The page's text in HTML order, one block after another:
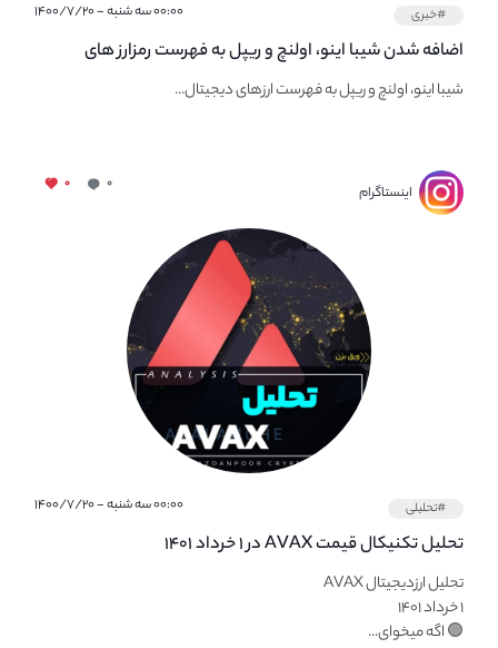
#خبری ۰۰:۰۰ سه شنبه - ۱۴۰۰/۷/۲۰
اضافه شدن شیبا اینو، اولنچ و ریپل به فهرست رمزارز های
پشتیبانی شده در بایننس کارت
شیبا اینو، اولنچ و ریپل به فهرست ارزهای دیجیتال...
اینستاگرام ۰ ۰
#تحلیلی ۰۰:۰۰ سه شنبه - ۱۴۰۰/۷/۲۰
تحلیل تکنیکال قیمت AVAX در ۱ خرداد ۱۴۰۱
تحلیل ارزدیجیتال AVAX
۱ خرداد ۱۴۰۱
🟢 اگه میخوای...